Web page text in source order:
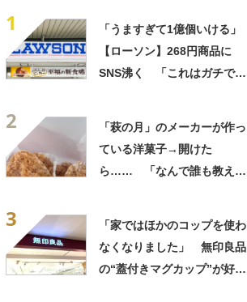
1
「うますぎて1億個いける」
【ローソン】268円商品に
SNS沸く 「これはガチで美
2
「萩の月」のメーカーが作っ
ている洋菓子→開けた
ら…… 「なんで誰も教えて
3
「家ではほかのコップを使わ
なくなりました」 無印良品
の“蓋付きマグカップ”が好